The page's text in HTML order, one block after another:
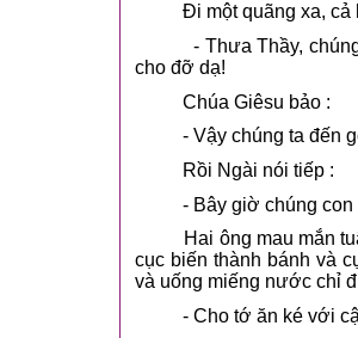
Đi một quãng xa, cả
- Thưa Thầy, chúng
cho đỡ dạ!
Chúa Giêsu bảo :
- Vậy chúng ta đến
Rồi Ngài nói tiếp :
- Bây giờ chúng con
Hai ông mau mắn tuân
cục biến thành bánh và
và uống miếng nước chỉ
- Cho tớ ăn ké với cậu,